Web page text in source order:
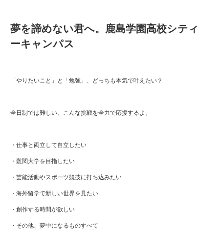
夢を諦めない君へ。鹿島学園高校シティ
ーキャンパス
「やりたいこと」と「勉強」、どっちも本気で叶えたい？
全日制では難しい、こんな挑戦を全力で応援するよ。
・仕事と両立して自立したい
・難関大学を目指したい
・芸能活動やスポーツ競技に打ち込みたい
・海外留学で新しい世界を見たい
・創作する時間が欲しい
・その他、夢中になるものすべて